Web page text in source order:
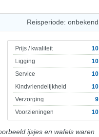
Reisperiode: onbekend
Prijs / kwaliteit
10
Ligging
10
Service
10
Kindvriendelijkheid
10
Verzorging
9
Voorzieningen
10
ijsjes en wafels waren